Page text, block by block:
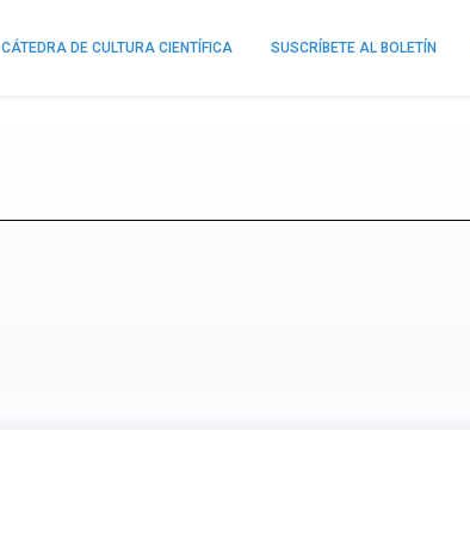
CÁTEDRA DE CULTURA CIENTÍFICA SUSCRÍBETE AL BOLETÍN